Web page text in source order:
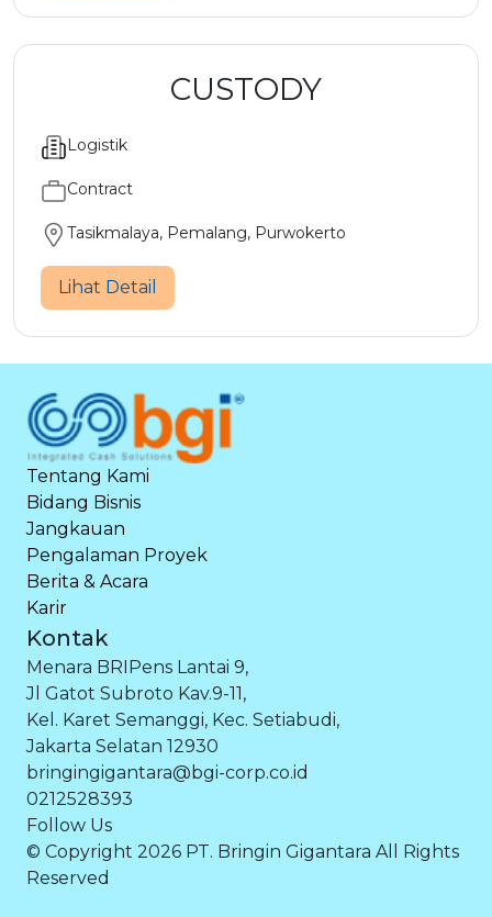
CUSTODY
Logistik
Contract
Tasikmalaya, Pemalang, Purwokerto
Lihat Detail
Tentang Kami
Bidang Bisnis
Jangkauan
Pengalaman Proyek
Berita & Acara
Karir
Kontak
Menara BRIPens Lantai 9,
Jl Gatot Subroto Kav.9-11,
Kel. Karet Semanggi, Kec. Setiabudi,
Jakarta Selatan 12930
bringingigantara@bgi-corp.co.id
0212528393
Follow Us
© Copyright 2026 PT. Bringin Gigantara All Rights
Reserved